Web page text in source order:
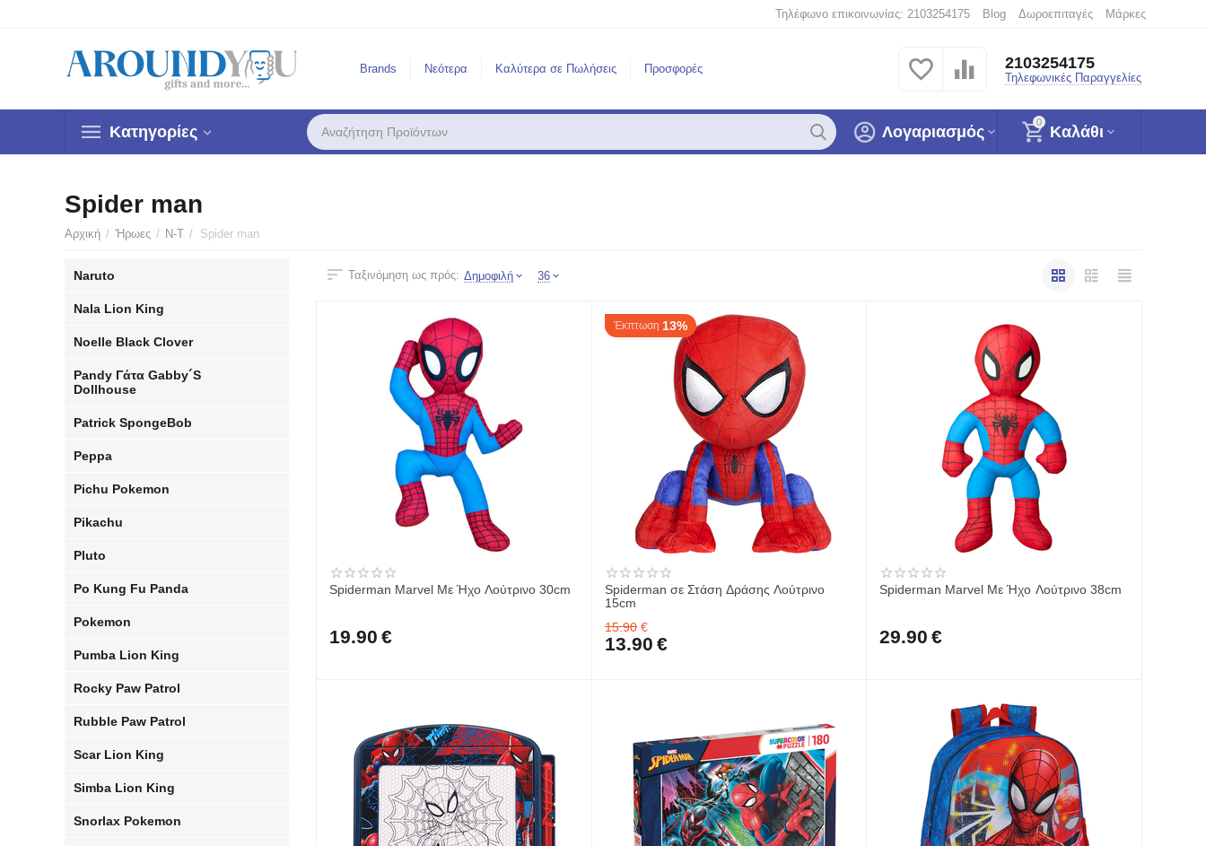
Τηλέφωνο επικοινωνίας: 2103254175 Blog Δωροεπιταγές Μάρκες
Brands Νεότερα Καλύτερα σε Πωλήσεις Προσφορές 2103254175
Τηλεφωνικές Παραγγελίες
Κατηγορίες
0
Καλάθι
Λογαριασμός
Spider man
Αρχική / 'Ηρωες / N-T / Spider man
Ταξινόμηση ως πρός: Δημοφιλή 36
Spiderman Marvel Με Ήχο Λούτρινο 30cm
19.90 €
Έκπτωση 13%
Spiderman σε Στάση Δράσης Λούτρινο
15cm
15.90 €
13.90 €
Spiderman Marvel Με Ήχο Λούτρινο 38cm
29.90 €
Naruto
Nala Lion King
Noelle Black Clover
Pandy Γάτα Gabby´S
Dollhouse
Patrick SpongeBob
Peppa
Pichu Pokemon
Pikachu
Pluto
Po Kung Fu Panda
Pokemon
Pumba Lion King
Rocky Paw Patrol
Rubble Paw Patrol
Scar Lion King
Simba Lion King
Snorlax Pokemon